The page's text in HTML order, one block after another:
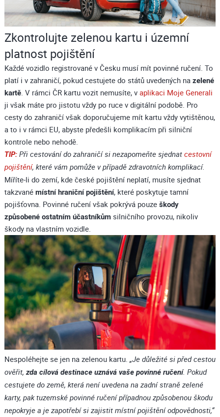
Zkontrolujte zelenou kartu i územní
platnost pojištění
Každé vozidlo registrované v Česku musí mít povinné ručení. To
platí i v zahraničí, pokud cestujete do států uvedených na zelené
kartě. V rámci ČR kartu vozit nemusíte, v aplikaci Moje Generali
ji však máte pro jistotu vždy po ruce v digitální podobě. Pro
cesty do zahraničí však doporučujeme mít kartu vždy vytištěnou,
a to i v rámci EU, abyste předešli komplikacím při silniční
kontrole nebo nehodě.
TIP: Při cestování do zahraničí si nezapomeňte sjednat cestovní
pojištění, které vám pomůže v případě zdravotních komplikací.
Míříte-li do zemí, kde české pojištění neplatí, musíte sjednat
takzvané místní hraniční pojištění, které poskytuje tamní
pojišťovna. Povinné ručení však pokrývá pouzeškody
způsobené ostatním účastníkůmsilničního provozu, nikoliv
škody na vlastním vozidle.
Nespoléhejte se jen na zelenou kartu. „Je důležité si před cestou
ověřit,zda cílová destinace uznává vaše povinné ručení. Pokud
cestujete do země, která není uvedena na zadní straně zelené
karty, pak tuzemské povinné ručení případnou způsobenou škodu
nepokryje a je zapotřebí si zajistit místní pojištění odpovědnosti,“